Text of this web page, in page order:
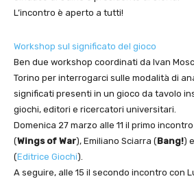
L’incontro è aperto a tutti!
Workshop sul significato del gioco
Ben due workshop coordinati da Ivan
Torino per interrogarci sulle modalità di
significati presenti in un gioco da tavolo
giochi, editori e ricercatori universitari.
Domenica 27 marzo alle 11 il primo
(Wings of War), Emiliano Sciarra (Bang!)
(Editrice Giochi).
A seguire, alle 15 il secondo incontro con